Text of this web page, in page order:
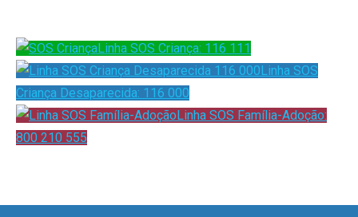
Linha SOS Criança: 116 111
Linha SOS
Criança Desaparecida: 116 000
Linha SOS Família-Adoção:
800 210 555